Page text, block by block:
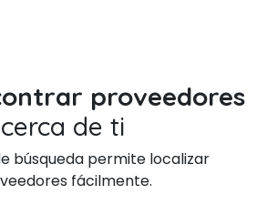
proveedores
cerca de ti
búsqueda permite localizar
fácilmente.